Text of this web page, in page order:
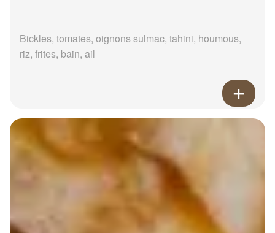
Bickles, tomates, oignons sulmac, tahini, houmous,
riz, frites, bain, ail